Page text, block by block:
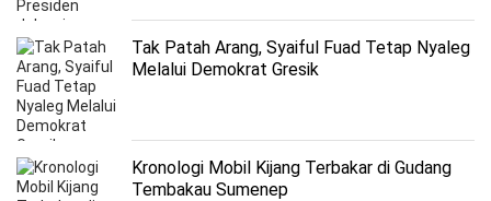
Tak Patah Arang, Syaiful Fuad Tetap Nyaleg
Melalui Demokrat Gresik
Kronologi Mobil Kijang Terbakar di Gudang
Tembakau Sumenep